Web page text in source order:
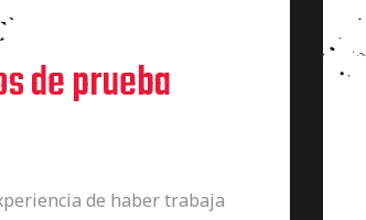
de prueba
de haber trabaja